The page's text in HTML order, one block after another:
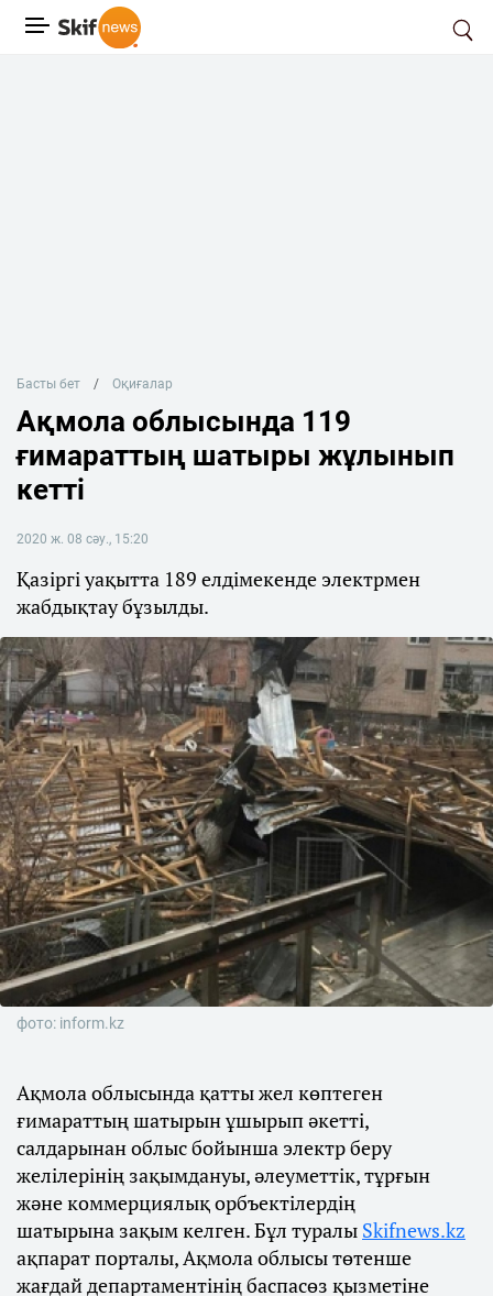
Басты бет Оқиғалар
Ақмола облысында 119
ғимараттың шатыры жұлынып
кетті
2020 ж. 08 сәу., 15:20
Қазіргі уақытта 189 елдімекенде электрмен
жабдықтау бұзылды.
фото: inform.kz
Ақмола облысында қатты жел көптеген
ғимараттың шатырын ұшырып әкетті,
салдарынан облыс бойынша электр беру
желілерінің зақымдануы, әлеуметтік, тұрғын
және коммерциялық орбъектілердің
шатырына зақым келген. Бұл туралы Skifnews.kz
ақпарат порталы, Ақмола облысы төтенше
жағдай департаментінің баспасөз қызметіне